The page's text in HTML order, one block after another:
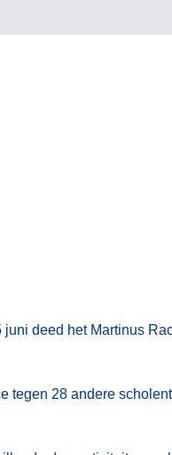
deed het Martinus
tegen 28 andere